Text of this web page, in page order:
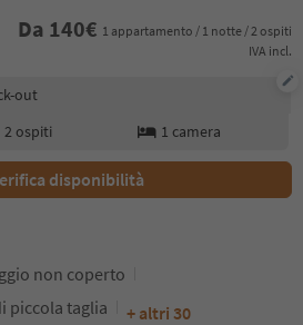
Da 140€ 1 appartamento / 1 notte / 2 ospiti
IVA incl.
out
2 ospiti 1 camera
disponibilità
non coperto
piccola taglia
+ altri 30